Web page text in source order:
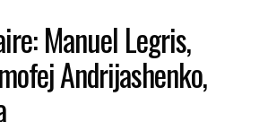
Manuel Legris,
Andrijashenko,